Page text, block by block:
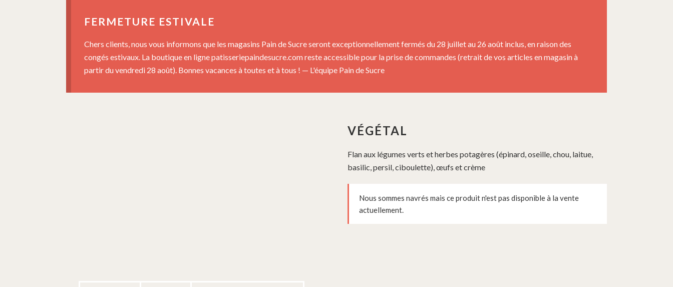
FERMETURE ESTIVALE
Chers clients, nous vous informons que les magasins Pain de Sucre seront exceptionnellement fermés du 28 juillet au 26 août inclus, en raison des
congés estivaux. La boutique en ligne patisseriepaindesucre.com reste accessible pour la prise de commandes (retrait de vos articles en magasin à
partir du vendredi 28 août). Bonnes vacances à toutes et à tous ! — L'équipe Pain de Sucre
VÉGÉTAL
Flan aux légumes verts et herbes potagères (épinard, oseille, chou, laitue,
basilic, persil, ciboulette), œufs et crème
Nous sommes navrés mais ce produit n'est pas disponible à la vente
actuellement.